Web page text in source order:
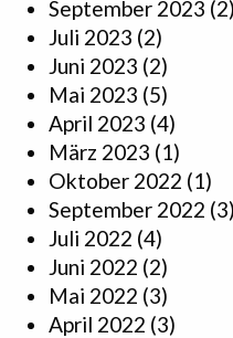
September 2023 (2)
Juli 2023 (2)
Juni 2023 (2)
Mai 2023 (5)
April 2023 (4)
März 2023 (1)
Oktober 2022 (1)
September 2022 (3)
Juli 2022 (4)
Juni 2022 (2)
Mai 2022 (3)
April 2022 (3)